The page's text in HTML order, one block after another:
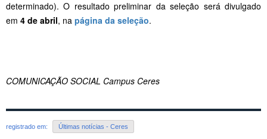
determinado). O resultado preliminar da seleção será divulgado
em 4 de abril, na página da seleção.
COMUNICAÇÃO SOCIAL Campus Ceres
registrado em: Últimas notícias - Ceres